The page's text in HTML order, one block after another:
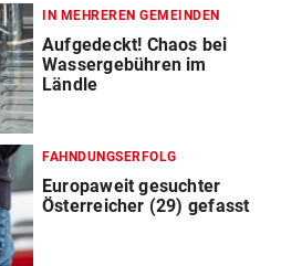
IN MEHREREN GEMEINDEN
Aufgedeckt! Chaos bei
Wassergebühren im
Ländle
FAHNDUNGSERFOLG
Europaweit gesuchter
Österreicher (29) gefasst